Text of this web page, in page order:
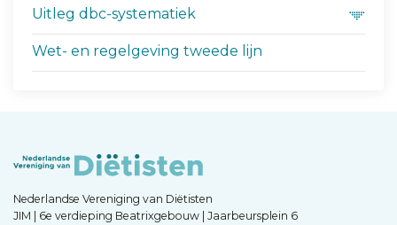
Uitleg dbc-systematiek
Wet- en regelgeving tweede lijn
Nederlandse Vereniging van Diëtisten
JIM | 6e verdieping Beatrixgebouw | Jaarbeursplein 6